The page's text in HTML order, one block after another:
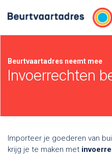
Beurtvaartadres neemt mee
Invoerrechten
Importeer je goederen van
krijg je te maken met